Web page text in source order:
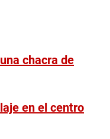
chacra de
en el centro